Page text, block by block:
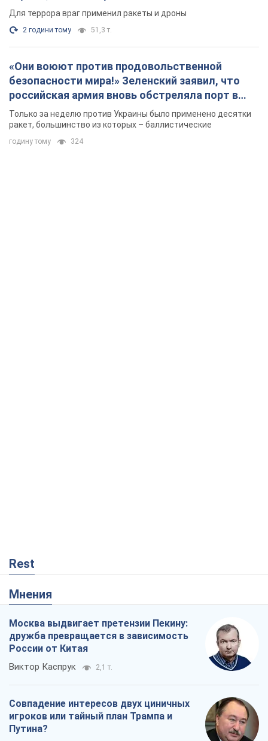
Для террора враг применил ракеты и дроны
2 години тому 51,3 т.
«Они воюют против продовольственной
безопасности мира!» Зеленский заявил, что
российская армия вновь обстреляла порт в
Одессе
Только за неделю против Украины было применено десятки
ракет, большинство из которых – баллистические
годину тому 324
Rest
Мнения
Москва выдвигает претензии Пекину:
дружба превращается в зависимость
России от Китая
Виктор Каспрук 2,1 т.
Совпадение интересов двух циничных
игроков или тайный план Трампа и
Путина?